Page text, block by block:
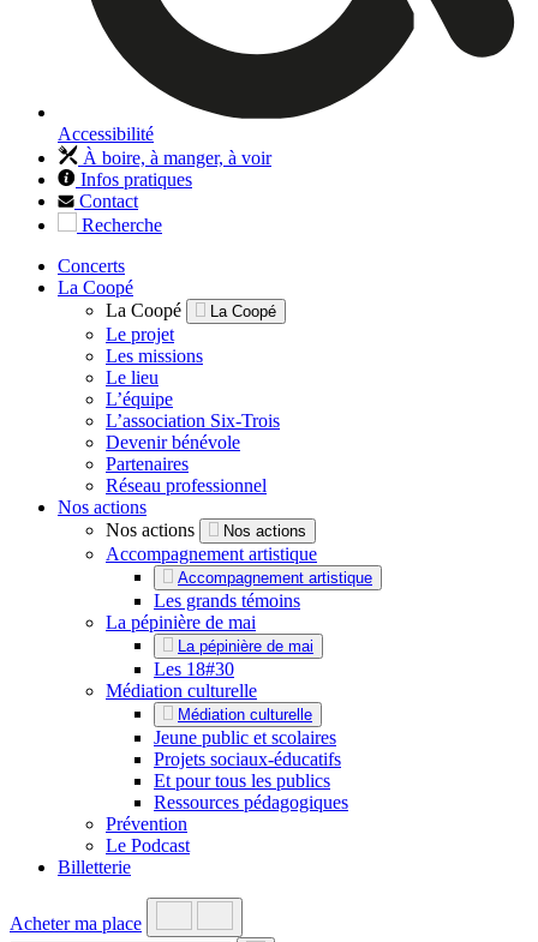
Accessibilité
À boire, à manger, à voir
Infos pratiques
Contact
Recherche
Concerts
La Coopé
La Coopé
La Coopé
Le projet
Les missions
Le lieu
L’équipe
L’association Six-Trois
Devenir bénévole
Partenaires
Réseau professionnel
Nos actions
Nos actions
Nos actions
Accompagnement artistique
Accompagnement artistique
Les grands témoins
La pépinière de mai
La pépinière de mai
Les 18#30
Médiation culturelle
Médiation culturelle
Jeune public et scolaires
Projets sociaux-éducatifs
Et pour tous les publics
Ressources pédagogiques
Prévention
Le Podcast
Billetterie
Acheter ma place